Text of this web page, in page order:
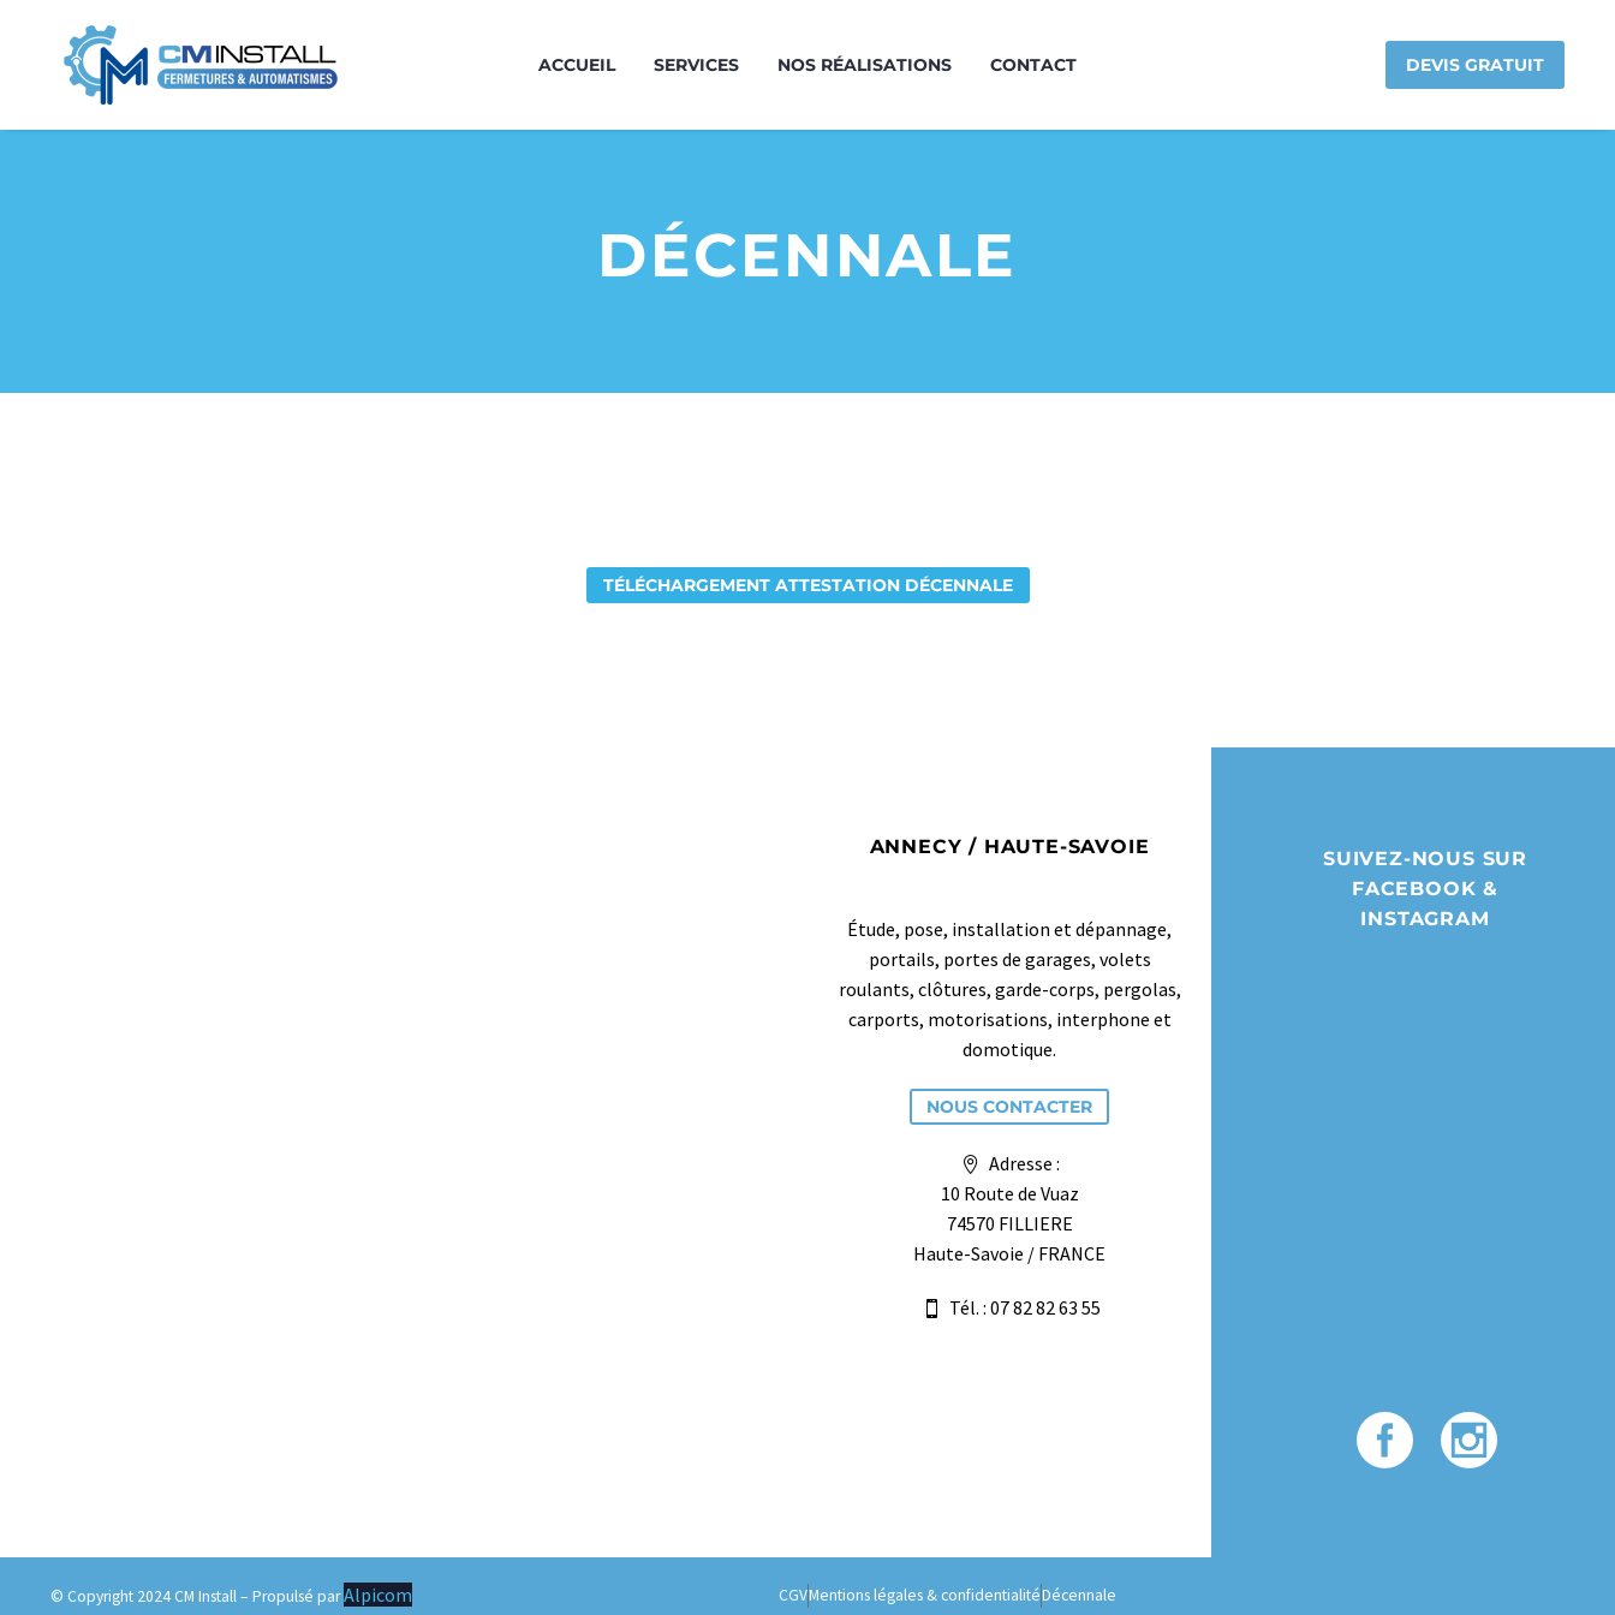
ACCUEIL SERVICES NOS RÉALISATIONS CONTACT DEVIS GRATUIT
DÉCENNALE
TÉLÉCHARGEMENT ATTESTATION DÉCENNALE
ANNECY / HAUTE-SAVOIE
Étude, pose, installation et dépannage,
portails, portes de garages, volets
roulants, clôtures, garde-corps, pergolas,
carports, motorisations, interphone et
domotique.
NOUS CONTACTER
Adresse :
10 Route de Vuaz
74570 FILLIERE
Haute-Savoie / FRANCE
Tél. : 07 82 82 63 55
SUIVEZ-NOUS SUR
FACEBOOK &
INSTAGRAM
© Copyright 2024 CM Install – Propulsé parAlpicom CGVMentions légales & confidentialitéDécennale